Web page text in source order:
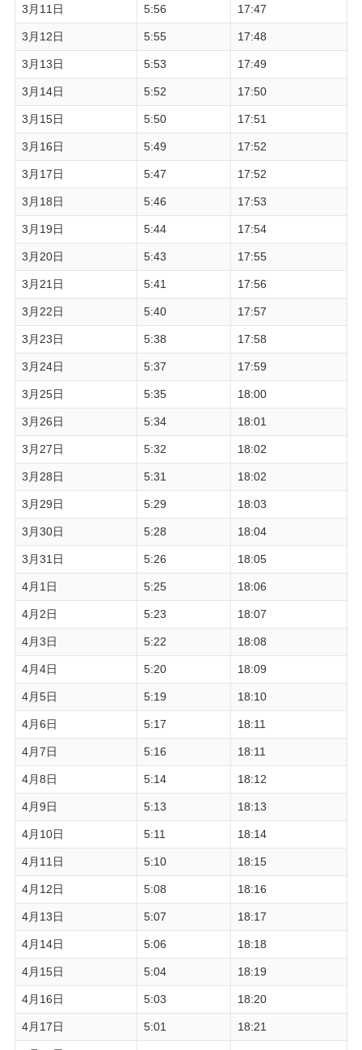
3月11日 5:56 17:47
3月12日 5:55 17:48
3月13日 5:53 17:49
3月14日 5:52 17:50
3月15日 5:50 17:51
3月16日 5:49 17:52
3月17日 5:47 17:52
3月18日 5:46 17:53
3月19日 5:44 17:54
3月20日 5:43 17:55
3月21日 5:41 17:56
3月22日 5:40 17:57
3月23日 5:38 17:58
3月24日 5:37 17:59
3月25日 5:35 18:00
3月26日 5:34 18:01
3月27日 5:32 18:02
3月28日 5:31 18:02
3月29日 5:29 18:03
3月30日 5:28 18:04
3月31日 5:26 18:05
4月1日 5:25 18:06
4月2日 5:23 18:07
4月3日 5:22 18:08
4月4日 5:20 18:09
4月5日 5:19 18:10
4月6日 5:17 18:11
4月7日 5:16 18:11
4月8日 5:14 18:12
4月9日 5:13 18:13
4月10日 5:11 18:14
4月11日 5:10 18:15
4月12日 5:08 18:16
4月13日 5:07 18:17
4月14日 5:06 18:18
4月15日 5:04 18:19
4月16日 5:03 18:20
4月17日 5:01 18:21